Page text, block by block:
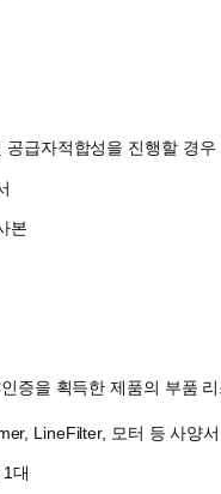
공급자적합성을 진행할 경우
본
증을 획득한 제품의 부품
LineFilter, 모터 등 사양
대